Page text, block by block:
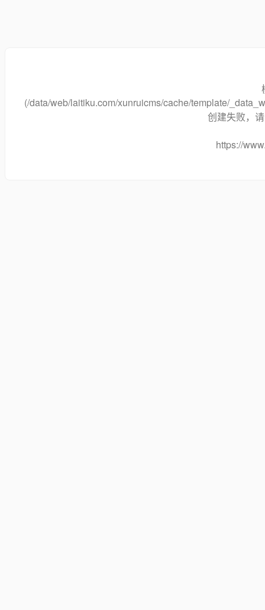
(/data/web/laitiku.com/xunruicms/cache/template/
创建失败，
https://